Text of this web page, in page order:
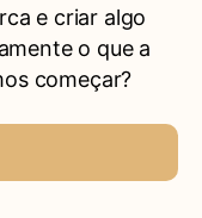
e criar algo
o que a
começar?